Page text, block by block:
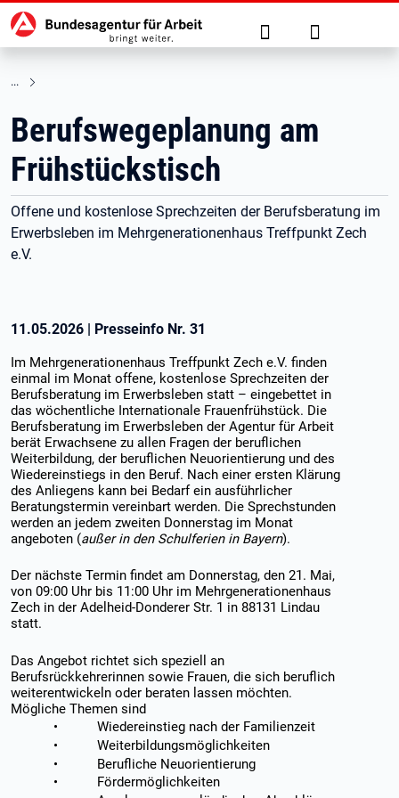
zu den Hauptinhalten springen
Hauptnavigation Suche Anmelden
Berufswegeplanung am
Frühstückstisch
Offene und kostenlose Sprechzeiten der Berufsberatung im
Erwerbsleben im Mehrgenerationenhaus Treffpunkt Zech
e.V.
11.05.2026 | Presseinfo Nr. 31
Im Mehrgenerationenhaus Treffpunkt Zech e.V. finden
einmal im Monat offene, kostenlose Sprechzeiten der
Berufsberatung im Erwerbsleben statt – eingebettet in
das wöchentliche Internationale Frauenfrühstück. Die
Berufsberatung im Erwerbsleben der Agentur für Arbeit
berät Erwachsene zu allen Fragen der beruflichen
Weiterbildung, der beruflichen Neuorientierung und des
Wiedereinstiegs in den Beruf. Nach einer ersten Klärung
des Anliegens kann bei Bedarf ein ausführlicher
Beratungstermin vereinbart werden. Die Sprechstunden
werden an jedem zweiten Donnerstag im Monat
angeboten (außer in den Schulferien in Bayern).
Der nächste Termin findet am Donnerstag, den 21. Mai,
von 09:00 Uhr bis 11:00 Uhr im Mehrgenerationenhaus
Zech in der Adelheid-Donderer Str. 1 in 88131 Lindau
statt.
Das Angebot richtet sich speziell an
Berufsrückkehrerinnen sowie Frauen, die sich beruflich
weiterentwickeln oder beraten lassen möchten.
Mögliche Themen sind
• Wiedereinstieg nach der Familienzeit
• Weiterbildungsmöglichkeiten
• Berufliche Neuorientierung
• Fördermöglichkeiten